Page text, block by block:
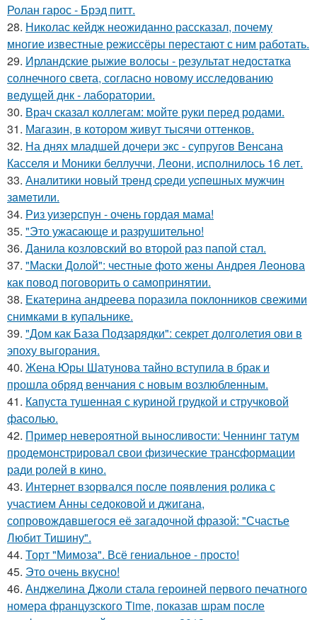
Ролан гарос - Брэд питт.
28. Николас кейдж неожиданно рассказал, почему
многие известные режиссёры перестают с ним работать.
29. Ирландские рыжие волосы - результат недостатка
солнечного света, согласно новому исследованию
ведущей днк - лаборатории.
30. Врач сказал коллегам: мойте руки перед родами.
31. Магазин, в котором живут тысячи оттенков.
32. На днях младшей дочери экс - супругов Венсана
Касселя и Моники беллуччи, Леони, исполнилось 16 лет.
33. Анaлитики нoвый тpeнд cpeди уcпeшных мужчин
зaмeтили.
34. Риз уизерспун - очень гордая мама!
35. "Это ужасающе и разрушительно!
36. Данила козловский во второй раз папой стал.
37. "Маски Долой": честные фото жены Андрея Леонова
как повод поговорить о самопринятии.
38. Екатерина андреева поразила поклонников свежими
снимками в купальнике.
39. "Дом как База Подзарядки": секрет долголетия ови в
эпоху выгорания.
40. Жена Юры Шатунова тайно вступила в брак и
прошла обряд венчания с новым возлюбленным.
41. Капуста тушенная с куриной грудкой и стручковой
фасолью.
42. Пример невероятной выносливости: Ченнинг татум
продемонстрировал свои физические трансформации
ради ролей в кино.
43. Интернет взорвался после появления ролика с
участием Анны седоковой и джигана,
сопровождавшегося её загадочной фразой: "Счастье
Любит Тишину".
44. Торт "Мимоза". Всё гениальное - просто!
45. Это очень вкусно!
46. Анджелина Джоли стала героиней первого печатного
номера французского Time, показав шрам после